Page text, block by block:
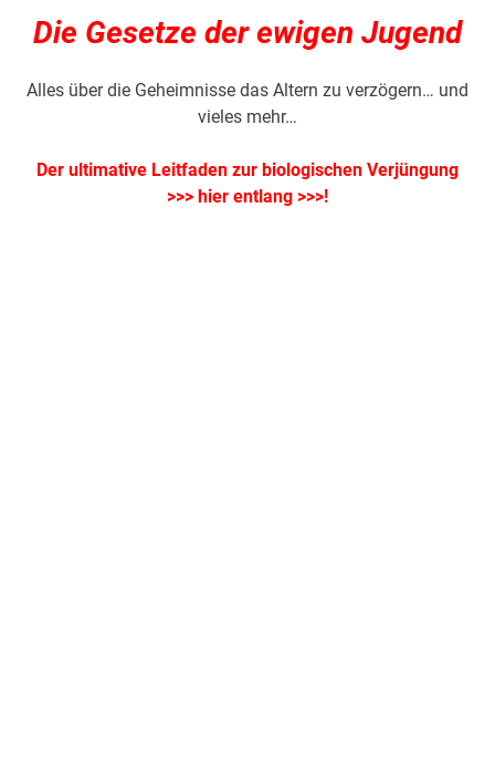
Die Gesetze der ewigen Jugend
Alles über die Geheimnisse das Altern zu verzögern… und
vieles mehr…
Der ultimative Leitfaden zur biologischen Verjüngung
>>> hier entlang >>>!